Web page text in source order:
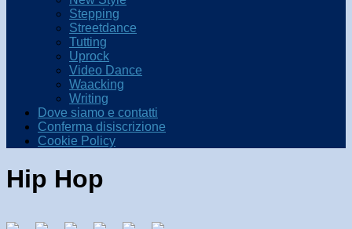
Stepping
Streetdance
Tutting
Uprock
Video Dance
Waacking
Writing
Dove siamo e contatti
Conferma disiscrizione
Cookie Policy
Hip Hop